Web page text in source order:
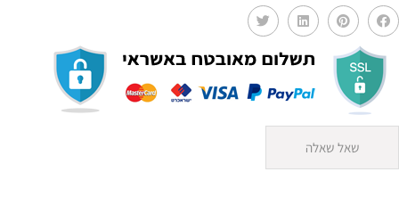
שאל שאלה